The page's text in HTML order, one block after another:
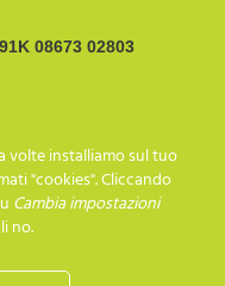
volte installiamo sul tuo
"cookies". Cliccando
Cambia impostazioni
no.